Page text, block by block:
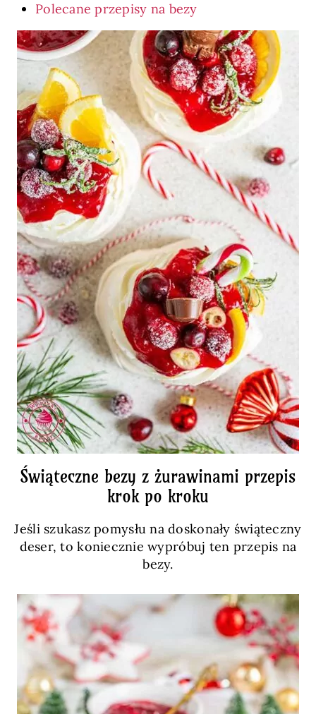
Polecane przepisy na bezy
Świąteczne bezy z żurawinami przepis
krok po kroku
Jeśli szukasz pomysłu na doskonały świąteczny
deser, to koniecznie wypróbuj ten przepis na
bezy.